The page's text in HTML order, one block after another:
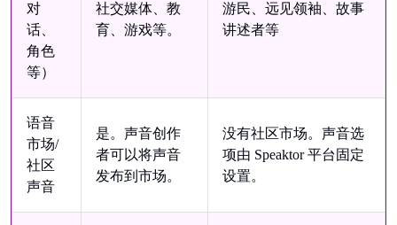
对
话、
角色
等）
社交媒体、教
育、游戏等。
游民、远见领袖、故事
讲述者等
语音
市场/
社区
声音
是。声音创作
者可以将声音
发布到市场。
没有社区市场。声音选
项由 Speaktor 平台固定
设置。